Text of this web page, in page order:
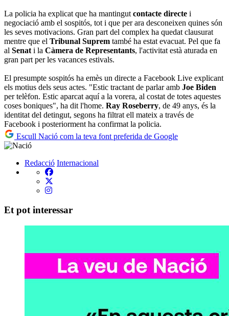
La policia ha explicat que ha mantingut contacte directe i
negociació amb el sospitós, tot i que per ara desconeixen quines són
les seves motivacions. Gran part del complex ha quedat clausurat
mentre que el Tribunal Suprem també ha estat evacuat. Pel que fa
al Senat i la Càmera de Representants, l'activitat està aturada en
gran part per les vacances estivals.
El presumpte sospitós ha emès un directe a Facebook Live explicant
els motius dels seus actes. "Estic tractant de parlar amb Joe Biden
per telèfon. Estic aparcat aquí a la vorera, al costat de totes aquestes
coses boniques", ha dit l'home. Ray Roseberry, de 49 anys, és la
identitat del detingut, segons ha filtrat ell mateix a través de
Facebook i posteriorment ha confirmat la policia.
Escull Nació com la teva font preferida de Google
Redacció Internacional
Et pot interessar